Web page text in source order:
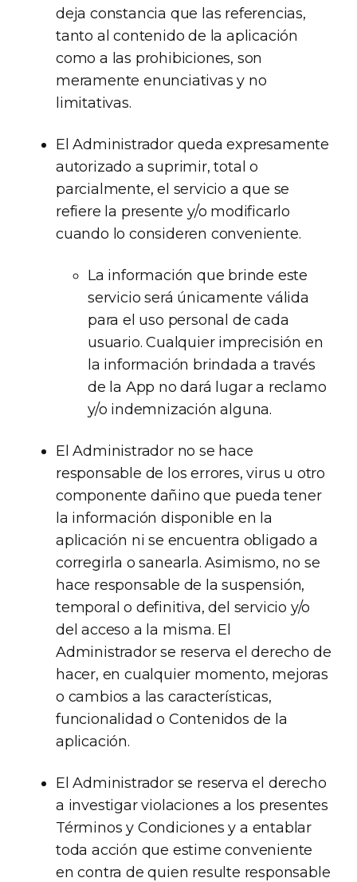
deja constancia que las referencias,
tanto al contenido de la aplicación
como a las prohibiciones, son
meramente enunciativas y no
limitativas.
El Administrador queda expresamente
autorizado a suprimir, total o
parcialmente, el servicio a que se
refiere la presente y/o modificarlo
cuando lo consideren conveniente.
La información que brinde este
servicio será únicamente válida
para el uso personal de cada
usuario. Cualquier imprecisión en
la información brindada a través
de la App no dará lugar a reclamo
y/o indemnización alguna.
El Administrador no se hace
responsable de los errores, virus u otro
componente dañino que pueda tener
la información disponible en la
aplicación ni se encuentra obligado a
corregirla o sanearla. Asimismo, no se
hace responsable de la suspensión,
temporal o definitiva, del servicio y/o
del acceso a la misma. El
Administrador se reserva el derecho de
hacer, en cualquier momento, mejoras
o cambios a las características,
funcionalidad o Contenidos de la
aplicación.
El Administrador se reserva el derecho
a investigar violaciones a los presentes
Términos y Condiciones y a entablar
toda acción que estime conveniente
en contra de quien resulte responsable